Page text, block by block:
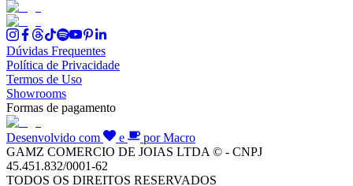
Dúvidas Frequentes
Política de Privacidade
Termos de Uso
Showrooms
Formas de pagamento
Desenvolvido com e
por Macro
GAMZ COMERCIO DE JOIAS LTDA © - CNPJ
45.451.832/0001-62
TODOS OS DIREITOS RESERVADOS